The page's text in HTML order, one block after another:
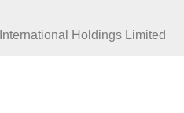
Holdings Limited